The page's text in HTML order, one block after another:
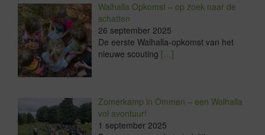
Walhalla Opkomst – op zoek naar de
schatten
26 september 2025
De eerste Walhalla-opkomst van het
nieuwe scouting […]
Zomerkamp in Ommen – een Walhalla
vol avontuur!
1 september 2025